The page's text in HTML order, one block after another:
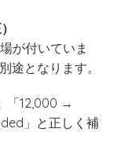
が付いていま
途となります。
「12,000 →
」と正しく補